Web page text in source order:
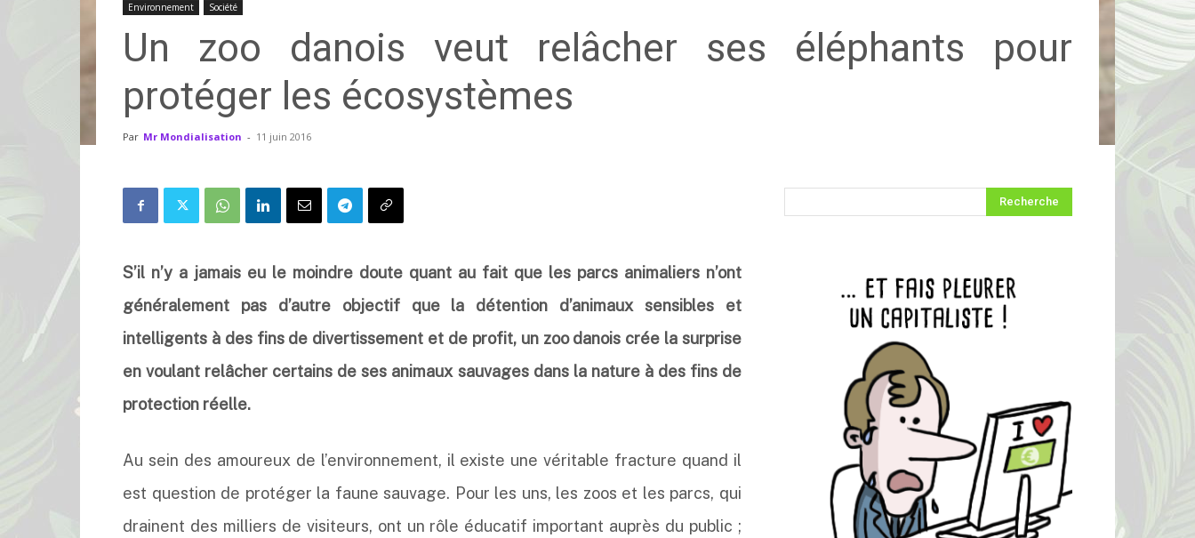
Environnement Société
Un zoo danois veut relâcher ses éléphants pour
protéger les écosystèmes
Par Mr Mondialisation - 11 juin 2016
S’il n’y a jamais eu le moindre doute quant au fait que les parcs animaliers n’ont
généralement pas d’autre objectif que la détention d’animaux sensibles et
intelligents à des fins de divertissement et de profit, un zoo danois crée la surprise
en voulant relâcher certains de ses animaux sauvages dans la nature à des fins de
protection réelle.
Au sein des amoureux de l’environnement, il existe une véritable fracture quand il
est question de protéger la faune sauvage. Pour les uns, les zoos et les parcs, qui
drainent des milliers de visiteurs, ont un rôle éducatif important auprès du public ;